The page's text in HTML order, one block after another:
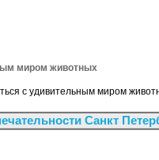
миром животных
с удивительным миром
Санкт